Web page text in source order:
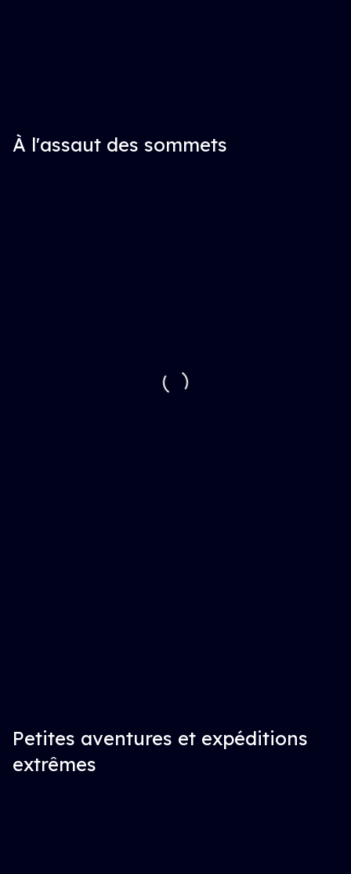
À l'assaut des sommets
Petites aventures et expéditions
extrêmes